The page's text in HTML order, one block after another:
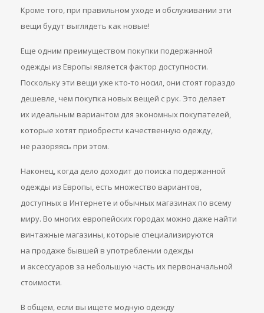
Кроме того, при правильном уходе и обслуживании эти
вещи будут выглядеть как новые!
Еще одним преимуществом покупки подержанной
одежды из Европы является фактор доступности.
Поскольку эти вещи уже кто-то носил, они стоят гораздо
дешевле, чем покупка новых вещей с рук. Это делает
их идеальным вариантом для экономных покупателей,
которые хотят приобрести качественную одежду,
не разоряясь при этом.
Наконец, когда дело доходит до поиска подержанной
одежды из Европы, есть множество вариантов,
доступных в Интернете и обычных магазинах по всему
миру. Во многих европейских городах можно даже найти
винтажные магазины, которые специализируются
на продаже бывшей в употреблении одежды
и аксессуаров за небольшую часть их первоначальной
стоимости.
В общем, если вы ищете модную одежду